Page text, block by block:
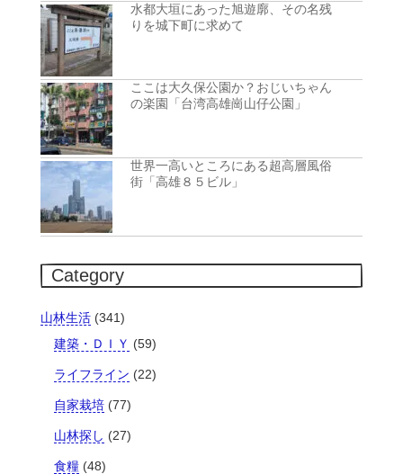
水都大垣にあった旭遊廓、その名残
りを城下町に求めて
ここは大久保公園か？おじいちゃん
の楽園「台湾高雄崗山仔公園」
世界一高いところにある超高層風俗
街「高雄８５ビル」
Category
山林生活(341)
建築・ＤＩＹ (59)
ライフライン (22)
自家栽培(77)
山林探し (27)
食糧(48)